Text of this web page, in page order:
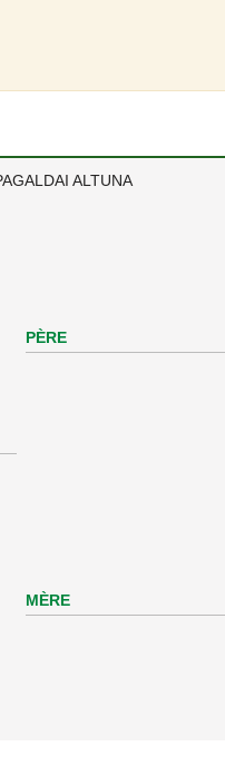
ALTUNA
PÈRE
MÈRE